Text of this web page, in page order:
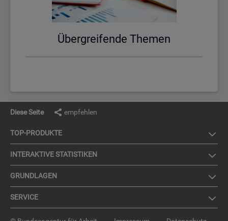
Über­grei­fen­de The­men
Diese Seite empfehlen
TOP-PRO­DUK­TE
IN­TER­AK­TI­VE STA­TIS­TI­KEN
GRUND­LA­GEN
SER­VICE